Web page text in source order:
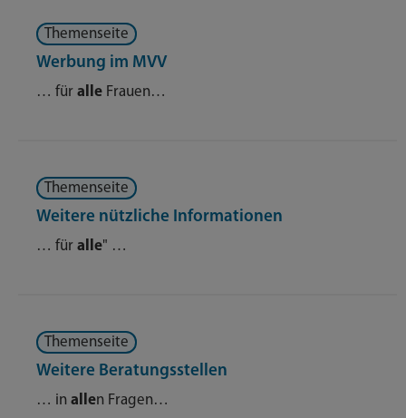
Themenseite
Werbung im MVV
… für alle Frauen…
Themenseite
Weitere nützliche Informationen
… für alle" …
Themenseite
Weitere Beratungsstellen
… in allen Fragen…